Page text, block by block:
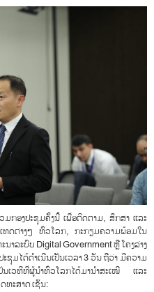
ກອງປະຊຸມຄັ້ງນີ້ ເພື່ອຕິດຕາມ, ສຶກສາ ແລະ
ທດຕ່າງໆ ທົ່ວໂລກ, ກະກຽມຄວາມພ້ອມໃນ
າລະບົບ Digital Government ຫຼື ໂຄງລ່າງ
ມໄດ້ດຳເນີນເປັນເວລາ 3 ວັນ ຖືວ່າ ມີຄວາມ
ນເວທີທີ່ຜູ້ນຳທົ່ວໂລກໄດ້ມານຳສະເໜີ ແລະ
ທະສາດ ເຊັ່ນ: